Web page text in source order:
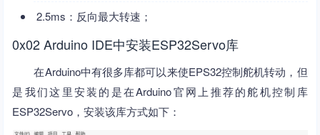
2.5ms：反向最大转速；
0x02 Arduino IDE中安装ESP32Servo库
在Arduino中有很多库都可以来使EPS32控制舵机转动，但
是我们这里安装的是在Arduino官网上推荐的舵机控制库
ESP32Servo，安装该库方式如下：